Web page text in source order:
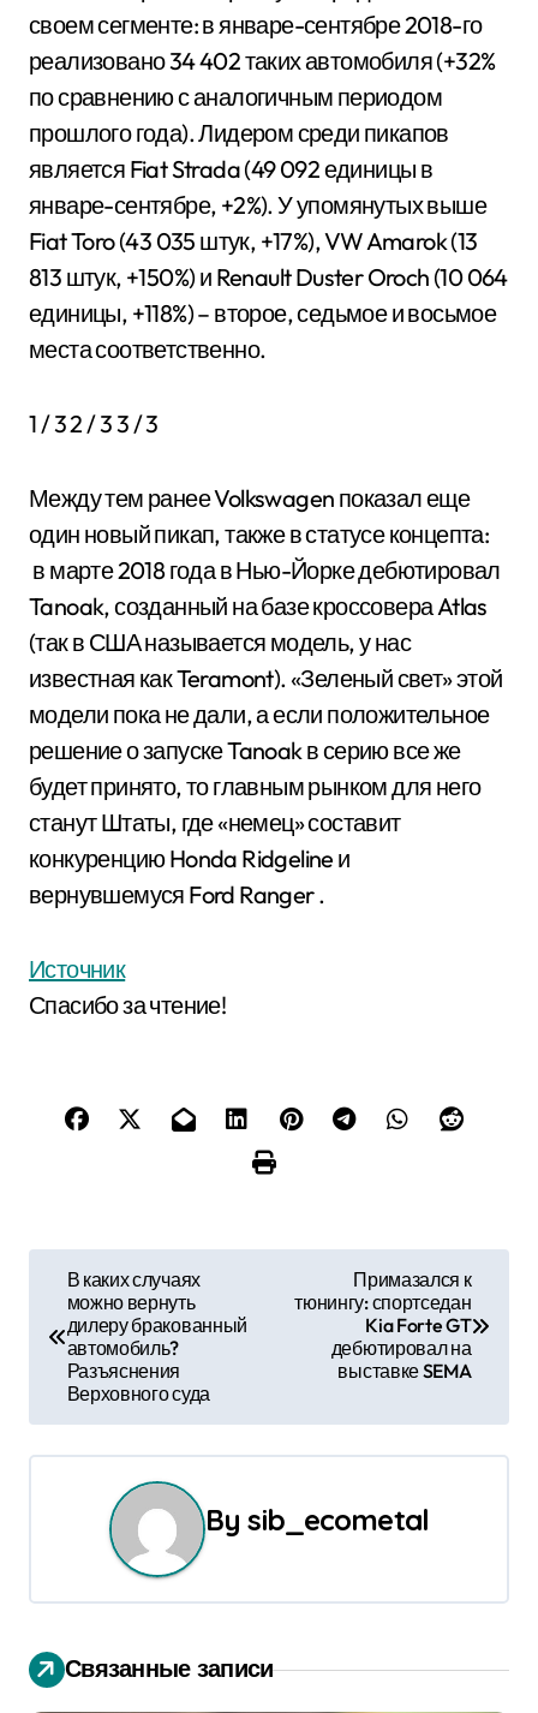
своем сегменте: в январе-сентябре 2018-го
реализовано 34 402 таких автомобиля (+32%
по сравнению с аналогичным периодом
прошлого года). Лидером среди пикапов
является Fiat Strada (49 092 единицы в
январе-сентябре, +2%). У упомянутых выше
Fiat Toro (43 035 штук, +17%), VW Amarok (13
813 штук, +150%) и Renault Duster Oroch (10 064
единицы, +118%) – второе, седьмое и восьмое
места соответственно.
1/ 32/ 33/ 3
Между тем ранее Volkswagen показал еще
один новый пикап, также в статусе концепта:
в марте 2018 года в Нью-Йорке дебютировал
Tanoak, созданный на базе кроссовера Atlas
(так в США называется модель, у нас
известная как Teramont). «Зеленый свет» этой
модели пока не дали, а если положительное
решение о запуске Tanoak в серию все же
будет принято, то главным рынком для него
станут Штаты, где «немец» составит
конкуренцию Honda Ridgeline и
вернувшемуся Ford Ranger .
Источник
Спасибо за чтение!
и
г
и
я
В каких случаях
можно вернуть
дилеру бракованный
автомобиль?
Разъяснения
Верховного суда
Примазался к
тюнингу: спортседан
Kia Forte GT
дебютировал на
выставке SEMA
Bysib_ecometal
Связанные записи